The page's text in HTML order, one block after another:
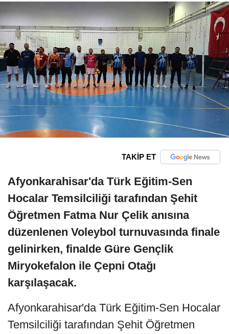
TAKİP ET
Afyonkarahisar'da Türk Eğitim-Sen
Hocalar Temsilciliği tarafından Şehit
Öğretmen Fatma Nur Çelik anısına
düzenlenen Voleybol turnuvasında finale
gelinirken, finalde Güre Gençlik
Miryokefalon ile Çepni Otağı
karşılaşacak.
Afyonkarahisar'da Türk Eğitim-Sen Hocalar
Temsilciliği tarafından Şehit Öğretmen